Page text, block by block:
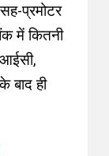
प्रमोटर
में कितनी
बाद ही